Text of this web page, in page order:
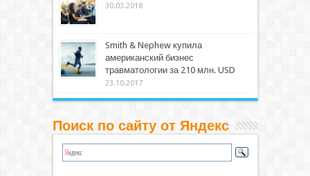
30.03.2018
Smith & Nephew купила
американский бизнес
травматологии за 210 млн. USD
23.10.2017
Поиск по сайту от Яндекс